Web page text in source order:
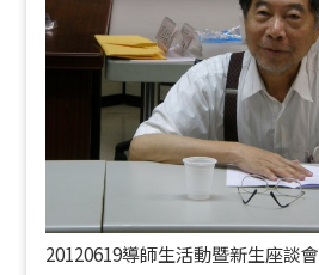
20120619導師生活動暨新生座談會